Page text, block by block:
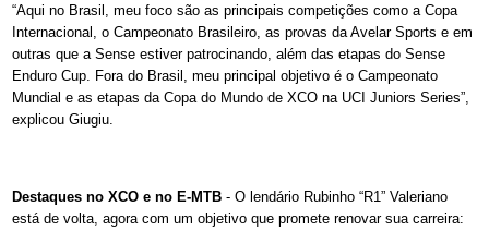
“Aqui no Brasil, meu foco são as principais competições como a Copa
Internacional, o Campeonato Brasileiro, as provas da Avelar Sports e em
outras que a Sense estiver patrocinando, além das etapas do Sense
Enduro Cup. Fora do Brasil, meu principal objetivo é o Campeonato
Mundial e as etapas da Copa do Mundo de XCO na UCI Juniors Series”,
explicou Giugiu.
Destaques no XCO e no E-MTB - O lendário Rubinho “R1” Valeriano
está de volta, agora com um objetivo que promete renovar sua carreira: